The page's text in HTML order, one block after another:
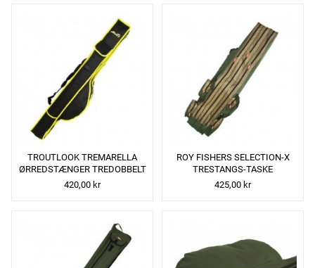
TROUTLOOK TREMARELLA
ØRREDSTÆNGER TREDOBBELT
TASKE 125CM
420,00 kr
ROY FISHERS SELECTION-X
TRESTANGS-TASKE
425,00 kr